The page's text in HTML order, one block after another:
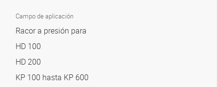
Campo de aplicación
Racor a presión para
HD 100
HD 200
KP 100 hasta KP 600